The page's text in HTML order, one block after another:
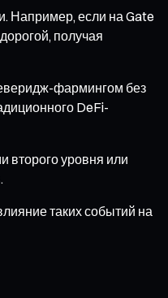
Например, если на Gate
получая
фармингом без
DeFi-
второго уровня или
таких событий на